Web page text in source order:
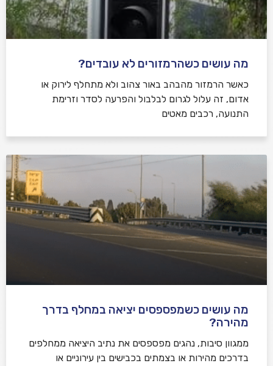
מה עושים כשהרמזורים לא עובדים?
כאשר הרמזור מהבהב באור צהוב ולא מתחלף לירוק או
אדום, זה עלול לגרום לבלבול והפרעה לסדר וזרימת
התנועה, רכבים מאטים
מה עושים כשמפספסים יציאה במחלף בדרך
מהירה?
ממגוון סיבות, נהגים מפספסים את נתיב היציאה ממחלפים
בדרכים מהירות או בצמתים בכבישים בין עירוניים או